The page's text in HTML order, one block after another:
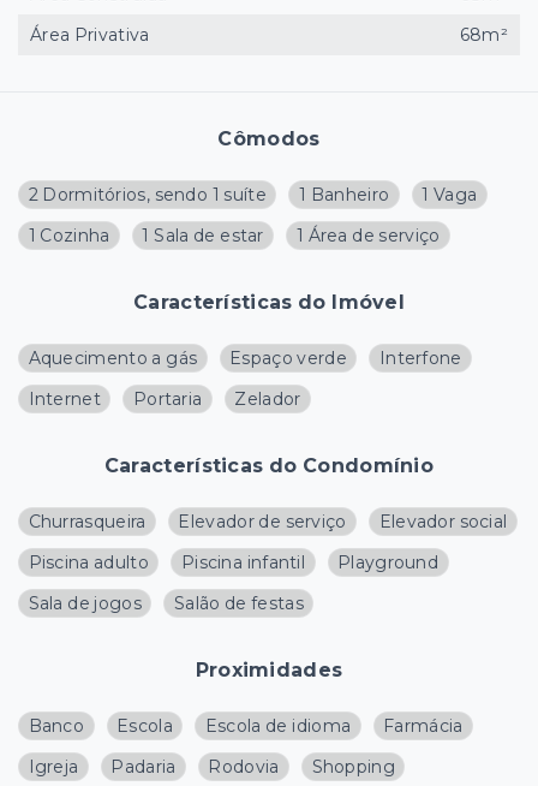
Cômodos
2 Dormitórios, sendo 1 suíte 1 Banheiro
1 Vaga
1 Cozinha
1 Sala de estar 1 Área de serviço
Características do Imóvel
Aquecimento a gás Espaço verde
Interfone
Internet
Portaria Zelador
Características do Condomínio
Churrasqueira Elevador de serviço
Elevador social
Piscina adulto
Piscina infantil
Playground
Sala de jogos
Salão de festas
Proximidades
Banco Escola Escola de idioma
Farmácia
Igreja
Padaria Rodovia Shopping
Área Privativa
68m²